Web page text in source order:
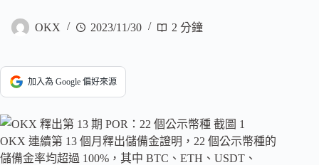
OKX 2023/11/30 2 分鐘
加入為 Google 偏好來源
OKX 連續第 13 個月釋出儲備金證明，22 個公示幣種的
儲備金率均超過 100%，其中 BTC、ETH、USDT、